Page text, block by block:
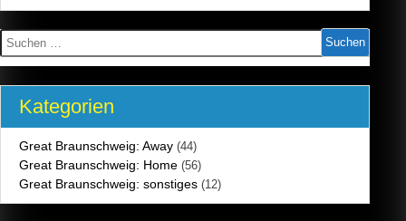
Suchen
nach:
Kategorien
Great Braunschweig: Away (44)
Great Braunschweig: Home (56)
Great Braunschweig: sonstiges (12)